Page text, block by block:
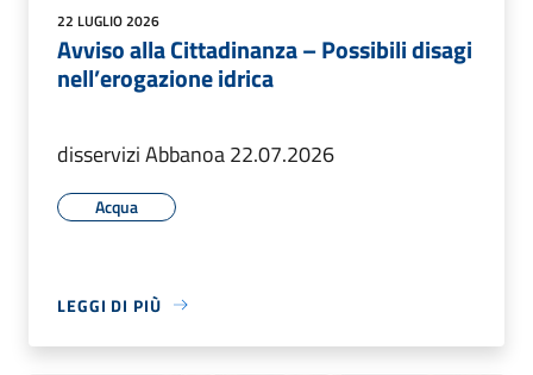
22 LUGLIO 2026
Avviso alla Cittadinanza – Possibili disagi
nell’erogazione idrica
disservizi Abbanoa 22.07.2026
Acqua
LEGGI DI PIÙ